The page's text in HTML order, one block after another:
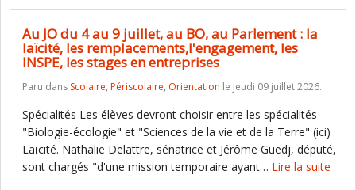
Au JO du 4 au 9 juillet, au BO, au Parlement : la
laïcité, les remplacements,l'engagement, les
INSPE, les stages en entreprises
Paru dans Scolaire, Périscolaire, Orientation le jeudi 09 juillet 2026.
Spécialités Les élèves devront choisir entre les spécialités
"Biologie-écologie" et "Sciences de la vie et de la Terre" (ici)
Laïcité. Nathalie Delattre, sénatrice et Jérôme Guedj, député,
sont chargés "d'une mission temporaire ayant… Lire la suite